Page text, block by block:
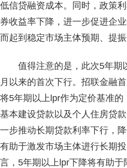
低信贷融资成本。同时，政策
券收益率下降，进一步促进企
而起到稳定市场主体预期、提振
值得注意的是，此次5年期
月以来的首次下行。招联金融
将5年期以上lpr作为定价基准的
基本建设贷款以及个人住房贷
一步推动长期贷款利率下行，
有助于激发市场主体进行长期
言，5年期以上lpr下降将有助